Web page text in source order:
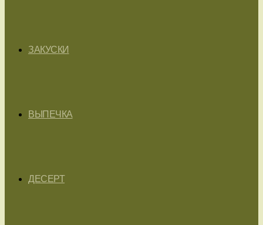
ЗАКУСКИ
ВЫПЕЧКА
ДЕСЕРТ